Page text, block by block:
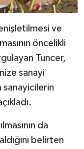
ve
öncelikli
Tuncer,
sanayi
sanayicilerin
da
belirten